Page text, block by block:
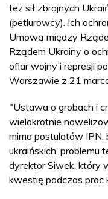
też sił zbrojnych
(petlurowcy). Ich
Umową między
Rządem Ukrainy o
ofiar wojny i represji
Warszawie z 21
"Ustawa o grobach i
wielokrotnie
mimo postulatów
ukraińskich, problemu
dyrektor Siwek, który
kwestię podczas prac